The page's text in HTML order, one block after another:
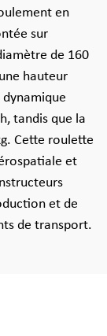
en
sur
de 160
hauteur
tandis que la
Cette roulette
et
et de
de transport.